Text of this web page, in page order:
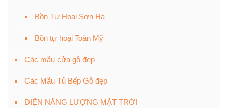
Bồn Tự Hoại Sơn Hà
Bồn tự hoại Toàn Mỹ
Các mẫu cửa gỗ đẹp
Các Mẫu Tủ Bếp Gỗ đẹp
ĐIỆN NĂNG LƯỢNG MẶT TRỜI